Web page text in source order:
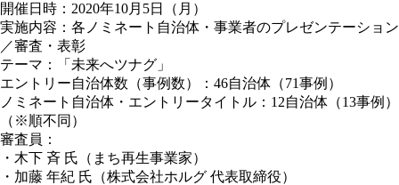
開催日時：2020年10月5日（月）
実施内容：各ノミネート自治体・事業者のプレゼンテーション
／審査・表彰
テーマ：「未来へツナグ」
エントリー自治体数（事例数）：46自治体（71事例）
ノミネート自治体・エントリータイトル：12自治体（13事例）
（※順不同）
審査員：
・木下 斉 氏（まち再生事業家）
・加藤 年紀 氏（株式会社ホルグ 代表取締役）